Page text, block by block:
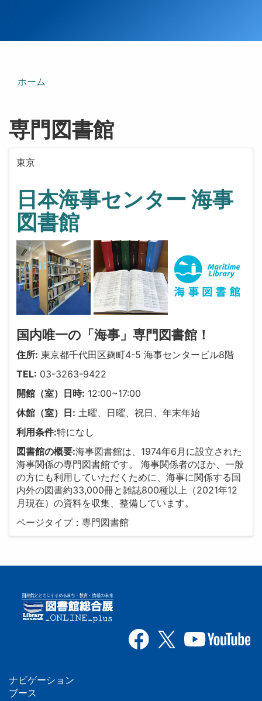
ホーム
専門図書館
東京
日本海事センター 海事
図書館
国内唯一の「海事」専門図書館！
住所: 東京都千代田区麹町4-5 海事センタービル8階
TEL: 03-3263-9422
開館（室）日時: 12:00~17:00
休館（室）日: 土曜、日曜、祝日、年末年始
利用条件:特になし
図書館の概要:海事図書館は、1974年6月に設立された
海事関係の専門図書館です。 海事関係者のほか、一般
の方にも利用していただくために、海事に関係する国
内外の図書約33,000冊と雑誌800種以上（2021年12
月現在）の資料を収集、整備しています。
ページタイプ：専門図書館
ナビゲーション
ブース